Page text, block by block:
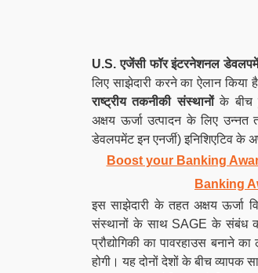
U.S. एजेंसी फॉर इंटरनेशनल
लिए साझेदारी करने का ऐलान किया
राष्ट्रीय तकनीकी संस्थानोंके बीच
अक्षय ऊर्जा उत्पादन के लिए
डेवलपमेंट इन एनर्जी) इनिशिएटिव के
Boost your Banking
Banking
इस साझेदारी के तहत अक्षय ऊर्जा
संस्थानों के साथ SAGE के संबंध को
प्रौद्योगिकी का पावरहाउस बनाने
होगी। यह दोनों देशों के बीच व्यापक